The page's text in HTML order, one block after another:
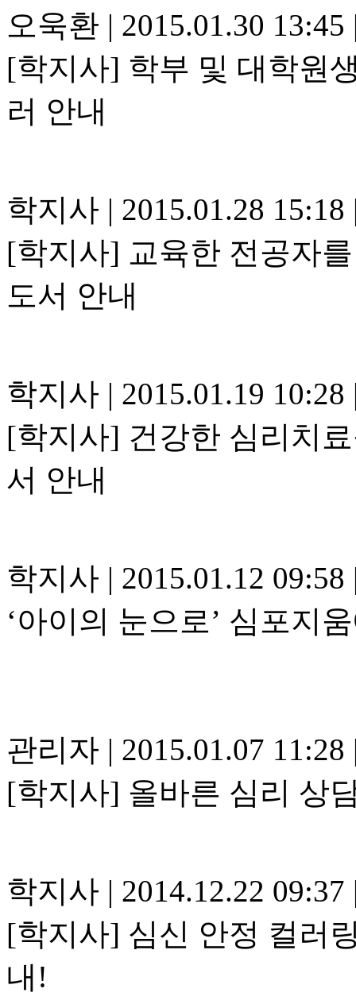
오욱환 | 2015.01.30 13:45
[학지사] 학부 및 대학원
러 안내
학지사 | 2015.01.28 15:18
[학지사] 교육한 전공자
도서 안내
학지사 | 2015.01.19 10:28
[학지사] 건강한 심리치
서 안내
학지사 | 2015.01.12 09:58
‘아이의 눈으로’ 심포지
관리자 | 2015.01.07 11:28
[학지사] 올바른 심리 상
학지사 | 2014.12.22 09:37
[학지사] 심신 안정 컬러
내!